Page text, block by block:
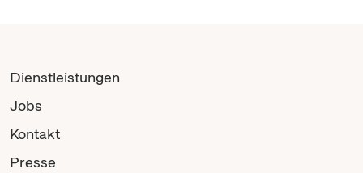
Dienstleistungen
Jobs
Kontakt
Presse